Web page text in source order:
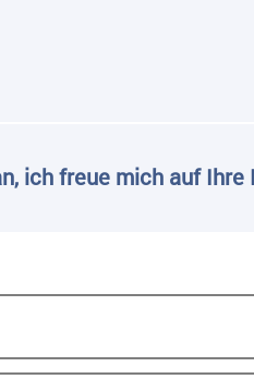
ich freue mich auf Ihre